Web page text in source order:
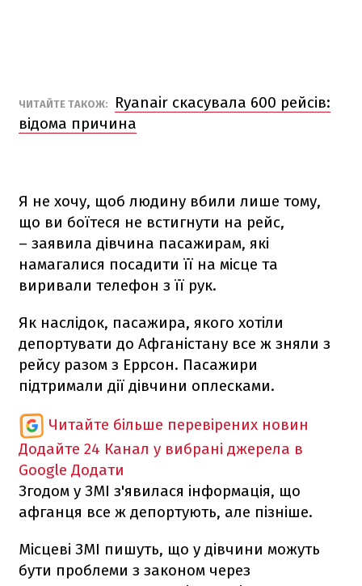
ЧИТАЙТЕ ТАКОЖ:
Ryanair скасувала 600 рейсів:
відома причина
Я не хочу, щоб людину вбили лише тому,
що ви боїтеся не встигнути на рейс,
– заявила дівчина пасажирам, які
намагалися посадити її на місце та
виривали телефон з її рук.
Як наслідок, пасажира, якого хотіли
депортувати до Афганістану все ж зняли з
рейсу разом з Еррсон. Пасажири
підтримали дії дівчини оплесками.
Читайте більше перевірених новин
Додайте 24 Канал у вибрані джерела в
Google Додати
Згодом у ЗМІ з'явилася інформація, що
афганця все ж депортують, але пізніше.
Місцеві ЗМІ пишуть, що у дівчини можуть
бути проблеми з законом через